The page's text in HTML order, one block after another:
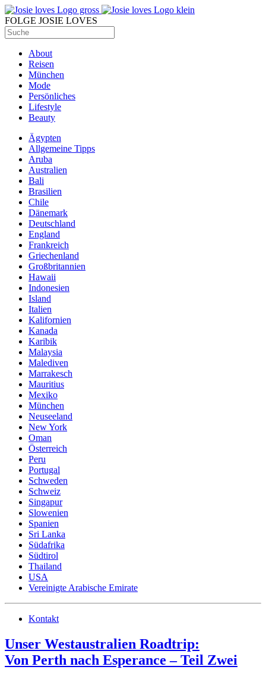
FOLGE JOSIE LOVES
About
Reisen
München
Mode
Persönliches
Lifestyle
Beauty
Ägypten
Allgemeine Tipps
Aruba
Australien
Bali
Brasilien
Chile
Dänemark
Deutschland
England
Frankreich
Griechenland
Großbritannien
Hawaii
Indonesien
Island
Italien
Kalifornien
Kanada
Karibik
Malaysia
Malediven
Marrakesch
Mauritius
Mexiko
München
Neuseeland
New York
Oman
Österreich
Peru
Portugal
Schweden
Schweiz
Singapur
Slowenien
Spanien
Sri Lanka
Südafrika
Südtirol
Thailand
USA
Vereinigte Arabische Emirate
Kontakt
Unser Westaustralien Roadtrip:
Von Perth nach Esperance – Teil Zwei